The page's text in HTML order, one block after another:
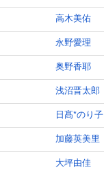
高木美佑
永野愛理
奥野香耶
浅沼晋太郎
日髙*のり子
加藤英美里
大坪由佳